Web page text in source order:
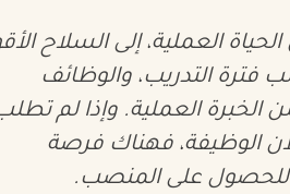
العملية، إلى السلاح
فترة التدريب، والوظائف
الخبرة العملية. وإذا لم
الوظيفة، فهناك فرصة
للحصول على المنصب.